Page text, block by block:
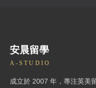
安晨留學
A-STUDIO
成立於 2007 年，專注英美